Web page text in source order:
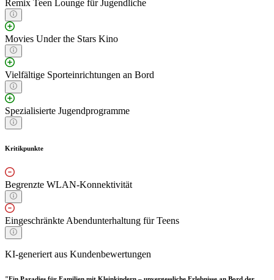
Remix Teen Lounge für Jugendliche
Movies Under the Stars Kino
Vielfältige Sporteinrichtungen an Bord
Spezialisierte Jugendprogramme
Kritikpunkte
Begrenzte WLAN-Konnektivität
Eingeschränkte Abendunterhaltung für Teens
KI-generiert aus Kundenbewertungen